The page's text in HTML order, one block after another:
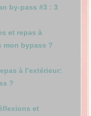
by-pass #3 : 3
et repas à
mon bypass ?
à l’extérieur:
?
et